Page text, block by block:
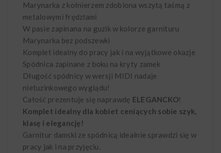
Marynarka z kołnierzem zdobiona wszytą taśmą z
metalowymi frędzlami
W pasie zapinana na guzik w kolorze garnituru
Marynarka bez podszewki
Komplet idealny do pracy jak i na wyjątkowe okazje
Spódnica zapinane z boku na kryty zamek
Długość spódnicy w wersji MIDI nadaje
nietuzinkowego wyglądu!
Całość prezentuje się naprawdę ELEGANCKO!
Komplet idealny dla kobiet ceniących sobie szyk,
klasę i elegancję!
Garnitur damski ze spódnicą idealnie sprawdzi się w
pracy jak i na przyjęciu.